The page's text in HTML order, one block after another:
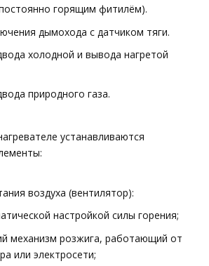
горящим фитилём).
дымохода с датчиком тяги.
холодной и вывода нагретой
природного газа.
устанавливаются
воздуха (вентилятор):
настройкой силы горения;
механизм розжига, работающий от
или электросети;